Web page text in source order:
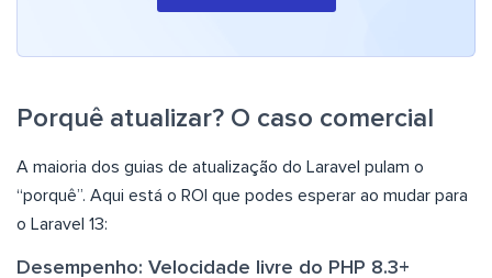
Porquê atualizar? O caso comercial
A maioria dos guias de atualização do Laravel pulam o
“porquê”. Aqui está o ROI que podes esperar ao mudar para
o Laravel 13:
Desempenho: Velocidade livre do PHP 8.3+